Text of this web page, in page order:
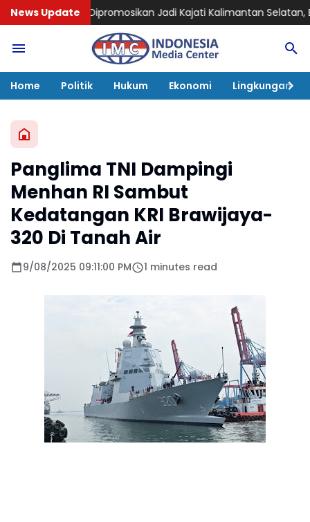
News UpdateJadi Kajati Kalimantan Selatan, Bawa
Home Politik Hukum Ekonomi Lingkungan
Panglima TNI Dampingi
Menhan RI Sambut
Kedatangan KRI Brawijaya-
320 Di Tanah Air
9/08/2025 09:11:00 PM 1 minutes read